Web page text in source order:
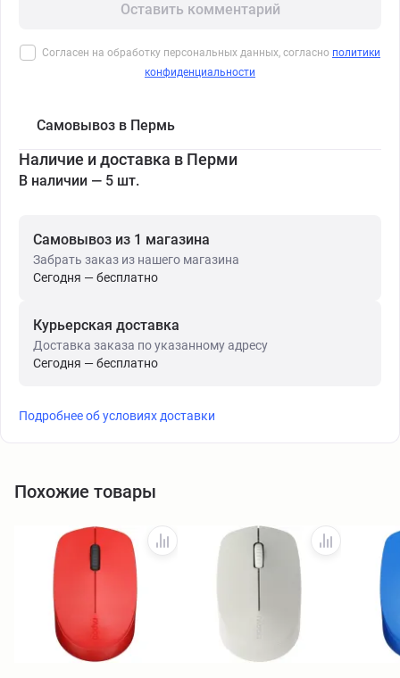
Оставить комментарий
Согласен на обработку персональных данных, согласно политики
конфиденциальности
Самовывоз в Пермь
Наличие и доставка в Перми
В наличии — 5 шт.
Самовывоз из 1 магазина
Забрать заказ из нашего магазина
Сегодня — бесплатно
Курьерская доставка
Доставка заказа по указанному адресу
Сегодня — бесплатно
Подробнее об условиях доставки
Похожие товары